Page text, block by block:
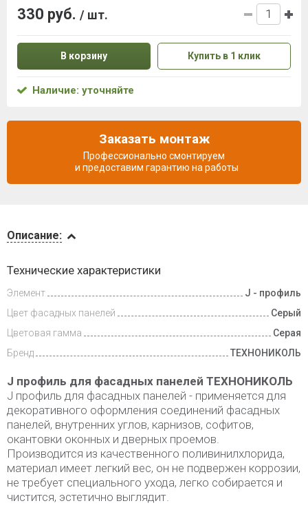
и оплата
Описание:
Технические характеристики
Элемент
J - профиль
Цвет фасадных панелей
Серый
Цветовая гамма
Серая
Бренд
ТЕХНОНИКОЛЬ
J профиль для фасадных панелей ТЕХНОНИКОЛЬ
J профиль для фасадных панелей - применяется для
декоративного оформления соединений фасадных
панелей, внутренних углов, карнизов, софитов,
окантовки оконных и дверных проемов.
Производится из качественного поливинилхлорида,
материал имеет легкий вес, он не подвержен коррозии,
не требует специального ухода, легко собирается и
чистится, эстетично выглядит.
330 руб. / шт.
В корзину Купить в 1 клик
Наличие: уточняйте
Заказать монтаж
Профессионально смонтируем
и предоставим гарантию на работы